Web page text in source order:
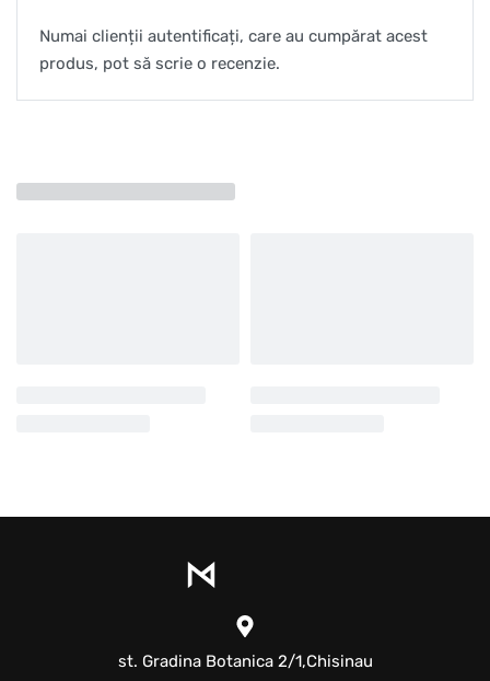
Numai clienții autentificați, care au cumpărat acest
produs, pot să scrie o recenzie.
st. Gradina Botanica 2/1,Chisinau